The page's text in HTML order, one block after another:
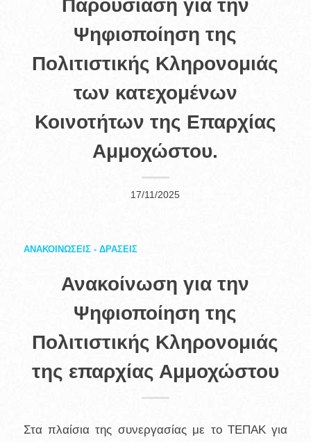
Παρουσίαση για την
Ψηφιοποίηση της
Πολιτιστικής Κληρονομιάς
των κατεχομένων
Κοινοτήτων της Επαρχίας
Αμμοχώστου.
17/11/2025
ΑΝΑΚΟΙΝΩΣΕΙΣ - ΔΡΑΣΕΙΣ
Ανακοίνωση για την
Ψηφιοποίηση της
Πολιτιστικής Κληρονομιάς
της επαρχίας Αμμοχώστου
Στα πλαίσια της συνεργασίας με το ΤΕΠΑΚ για